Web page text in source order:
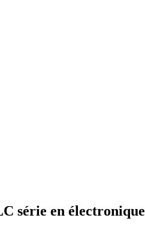
série en électronique